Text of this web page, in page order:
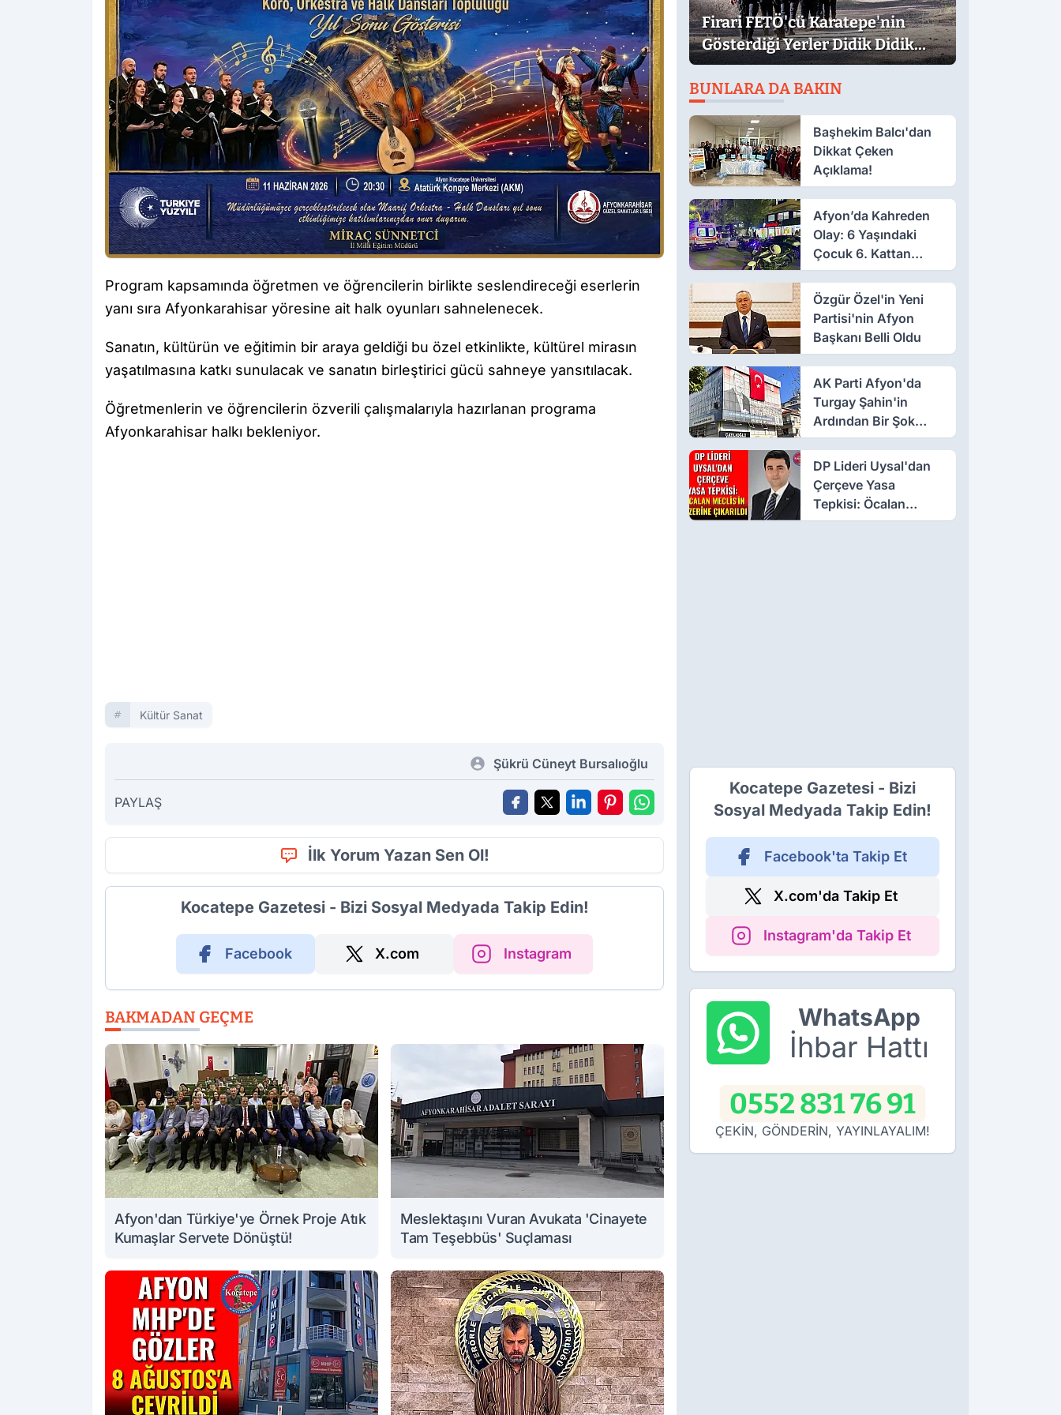
Program kapsamında öğretmen ve öğrencilerin birlikte seslendireceği eserlerin
yanı sıra Afyonkarahisar yöresine ait halk oyunları sahnelenecek.
Sanatın, kültürün ve eğitimin bir araya geldiği bu özel etkinlikte, kültürel mirasın
yaşatılmasına katkı sunulacak ve sanatın birleştirici gücü sahneye yansıtılacak.
Öğretmenlerin ve öğrencilerin özverili çalışmalarıyla hazırlanan programa
Afyonkarahisar halkı bekleniyor.
Kültür Sanat
Şükrü Cüneyt Bursalıoğlu
PAYLAŞ
İlk Yorum Yazan Sen Ol!
Kocatepe Gazetesi - Bizi Sosyal Medyada Takip Edin!
Facebook X.com Instagram
BAKMADAN GEÇME
Afyon'dan Türkiye'ye Örnek Proje Atık
Kumaşlar Servete Dönüştü!
Meslektaşını Vuran Avukata 'Cinayete
Tam Teşebbüs' Suçlaması
Firari FETÖ'cü Karatepe'nin
Gösterdiği Yerler Didik Didik
Aranıyor
BUNLARA DA BAKIN
Başhekim Balcı'dan
Dikkat Çeken
Açıklama!
Afyon’da Kahreden
Olay: 6 Yaşındaki
Çocuk 6. Kattan
Düştü
Özgür Özel'in Yeni
Partisi'nin Afyon
Başkanı Belli Oldu
AK Parti Afyon'da
Turgay Şahin'in
Ardından Bir Şok
Daha!
DP Lideri Uysal'dan
Çerçeve Yasa
Tepkisi: Öcalan
Meclis'in Üzerine
Kocatepe Gazetesi - Bizi
Sosyal Medyada Takip Edin!
Facebook'ta Takip Et
X.com'da Takip Et
Instagram'da Takip Et
WhatsApp
İhbar Hattı
0552 831 76 91
ÇEKİN, GÖNDERİN, YAYINLAYALIM!